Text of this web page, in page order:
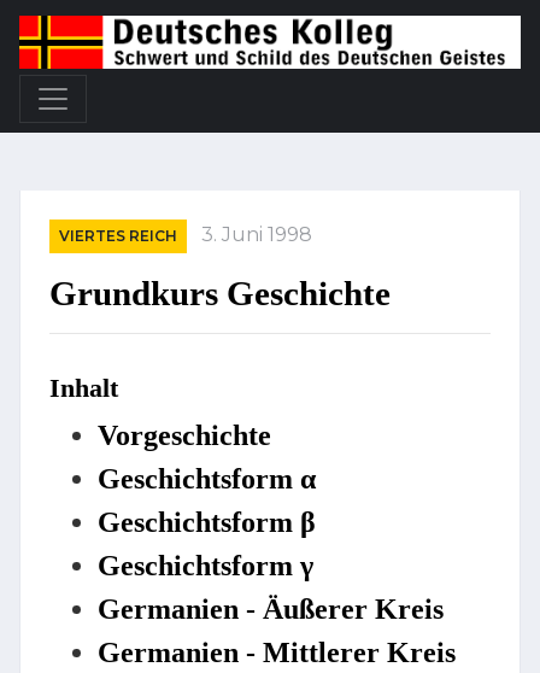
VIERTES REICH 3. Juni 1998
Grundkurs Geschichte
Inhalt
Vorgeschichte
Geschichtsform α
Geschichtsform β
Geschichtsform γ
Germanien - Äußerer Kreis
Germanien - Mittlerer Kreis